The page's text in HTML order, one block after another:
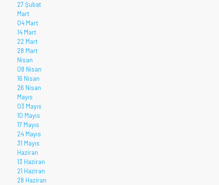
27 Şubat
Mart
04 Mart
14 Mart
22 Mart
28 Mart
Nisan
08 Nisan
16 Nisan
26 Nisan
Mayıs
03 Mayıs
10 Mayıs
17 Mayıs
24 Mayıs
31 Mayıs
Haziran
13 Haziran
21 Haziran
28 Haziran